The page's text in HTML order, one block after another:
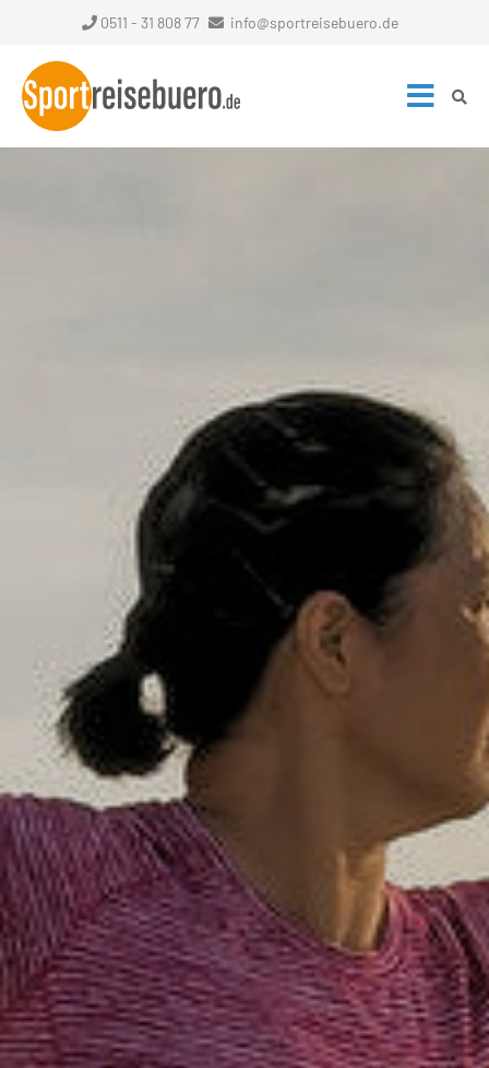
0511 - 31 808 77 info@sportreisebuero.de